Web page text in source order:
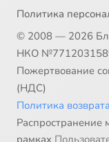
Политика
© 2008 — 2026
НКО
Пожертвование
(НДС)
Политика возврата
Распространение